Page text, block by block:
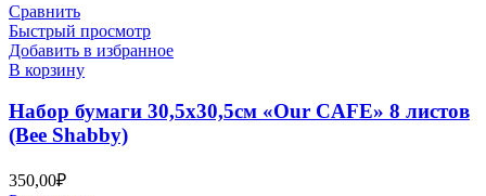
Сравнить
Быстрый просмотр
Добавить в избранное
В корзину
Набор бумаги 30,5х30,5см «Our CAFE» 8 листов
(Bee Shabby)
350,00₽